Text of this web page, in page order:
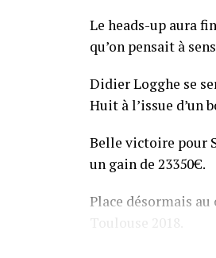
Le heads-up aura
qu’on pensait à
Didier Logghe se
Huit à l’issue d’un
Belle victoire pour
un gain de 23350€.
Place désormais
Toulouse 2018.